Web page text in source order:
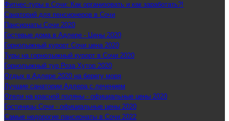
Фитнес-туры в Сочи: Как организовать и как заработать?!
Санаторий для пенсионеров в Сочи
Пансионаты Сочи 2020
Гостевые дома в Адлере - Цены 2020
Горнолыжный курорт Сочи цена 2020
Туры на горнолыжный курорт в Сочи 2020
Горнолыжный тур Роза Хутор 2020
Отдых в Адлере 2020 на берегу моря
Лучшие санатории Адлера с лечением
Отели на красной поляны - официальные цены 2020
Гостиницы Сочи - официальные цены 2020
Самые недорогие пансионаты в Сочи 2022